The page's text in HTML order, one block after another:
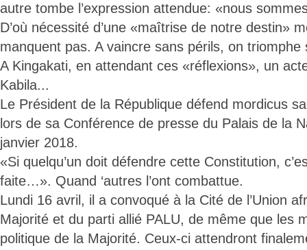
autre tombe l’expression attendue: «nous
D’où nécessité d’une «maîtrise de notre destin»
manquent pas. A vaincre sans périls, on triomphe
A Kingakati, en attendant ces «réflexions», un
Kabila...
Le Président de la République défend mordicus
lors de sa Conférence de presse du Palais de la
janvier 2018.
«Si quelqu’un doit défendre cette Constitution,
faite…». Quand ‘autres l’ont combattue.
Lundi 16 avril, il a convoqué à la Cité de l’Union
Majorité et du parti allié PALU, de même que les
politique de la Majorité. Ceux-ci attendront